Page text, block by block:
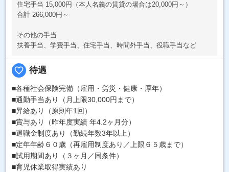
住宅手当 15,000円（本人名義の賃貸の場合は20,000円～）
合計 266,000円～
その他の手当
扶養手当、学費手当、住宅手当、時間外手当、役職手当など
favorite_border 待遇
■各種社会保険完備（雇用・労災・健康・厚年）
■通勤手当あり（月上限30,000円まで）
■昇給あり（原則年1回）
■賞与あり（昨年度実績 年4.2ヶ月分）
■退職金制度あり（勤続年数3年以上）
■定年年齢６０歳（再雇用制度あり／上限６５歳まで）
■試用期間あり（３ヶ月／同条件）
■育児休業取得実績あり